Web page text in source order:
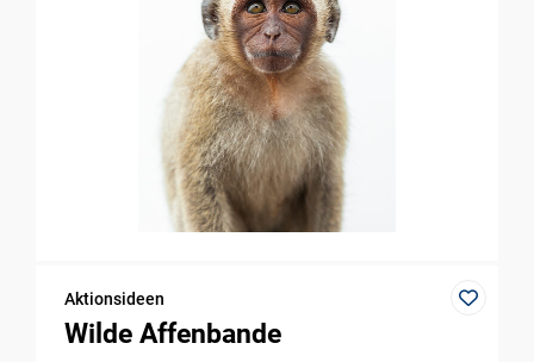
Aktionsideen
Wilde Affenbande